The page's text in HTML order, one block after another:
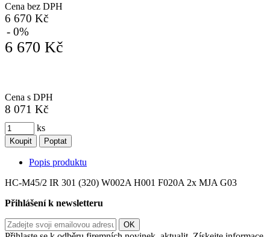
Cena bez DPH
6 670 Kč
- 0%
6 670 Kč
Cena s DPH
8 071 Kč
ks
Koupit Poptat
Popis produktu
HC-M45/2 IR 301 (320) W002A H001 F020A 2x MJA G03
Přihlášení k newsletteru